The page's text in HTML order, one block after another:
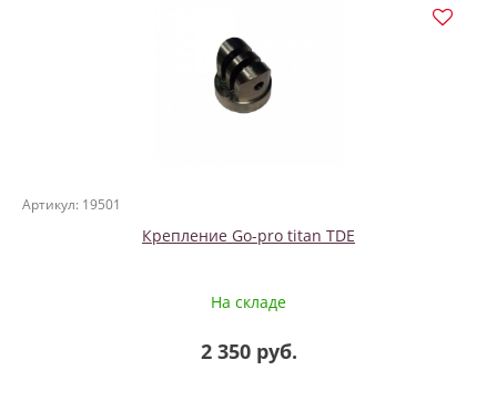
Артикул: 19501
Крепление Go-pro titan TDE
На складе
2 350 руб.